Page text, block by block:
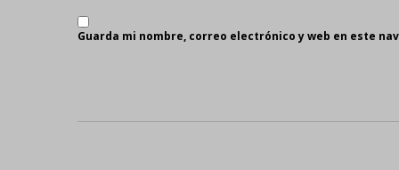
Guarda mi nombre, correo electrónico y web en este